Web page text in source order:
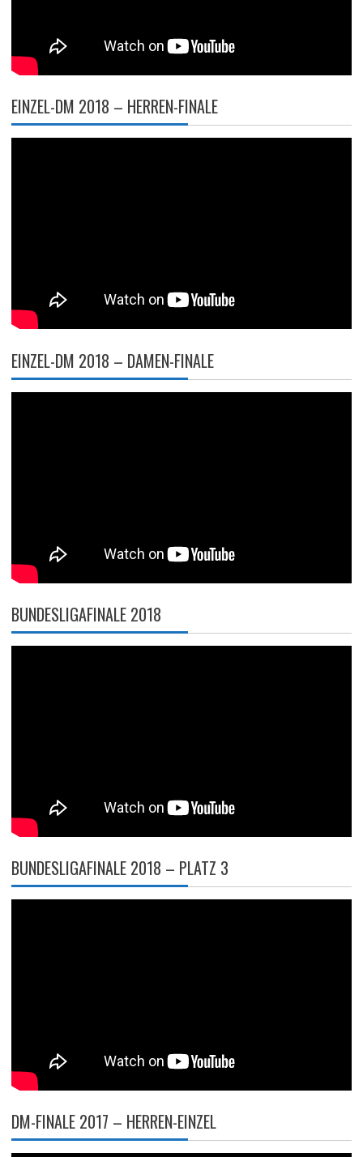
EINZEL-DM 2018 – HERREN-FINALE
EINZEL-DM 2018 – DAMEN-FINALE
BUNDESLIGAFINALE 2018
BUNDESLIGAFINALE 2018 – PLATZ 3
DM-FINALE 2017 – HERREN-EINZEL